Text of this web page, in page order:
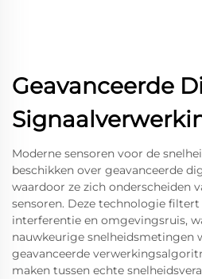
Geavanceerde
Moderne sensoren voor de
beschikken over geavanceerde
waardoor ze zich onderscheiden
sensoren. Deze technologie
interferentie en omgevingsruis,
nauwkeurige snelheidsmetingen
geavanceerde
maken tussen echte